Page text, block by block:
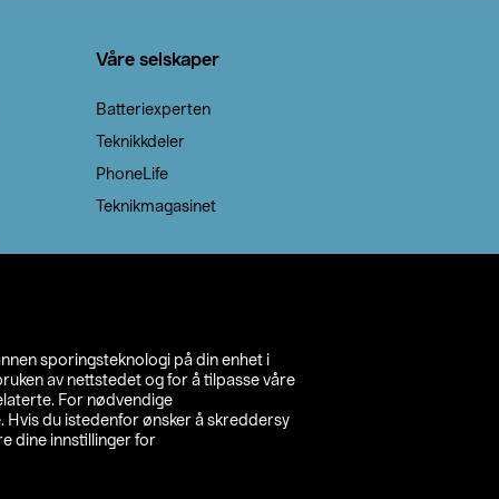
sporingsteknologi på din enhet i
av nettstedet og for å tilpasse våre
For nødvendige
Hvis du istedenfor ønsker å skreddersy
dine innstillinger for
Våre selskaper
Batteriexperten
Teknikkdeler
PhoneLife
Teknikmagasinet